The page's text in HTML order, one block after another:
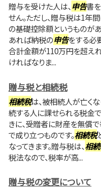
贈与を受けた人は、 申告書
せん。ただし、贈与税は1年
の基礎控除額というものが
あれば納税の申告をする必
合計金額が110万円を超え
ければなりま...
贈与税と相続税
相続税は、被相続人が亡く
続する人に課せられる税金
きに、受贈者に財産を無償
で成り立つものです。相続税
なってきます。贈与税は、相
税法なので、税率が高...
贈与税の変更について